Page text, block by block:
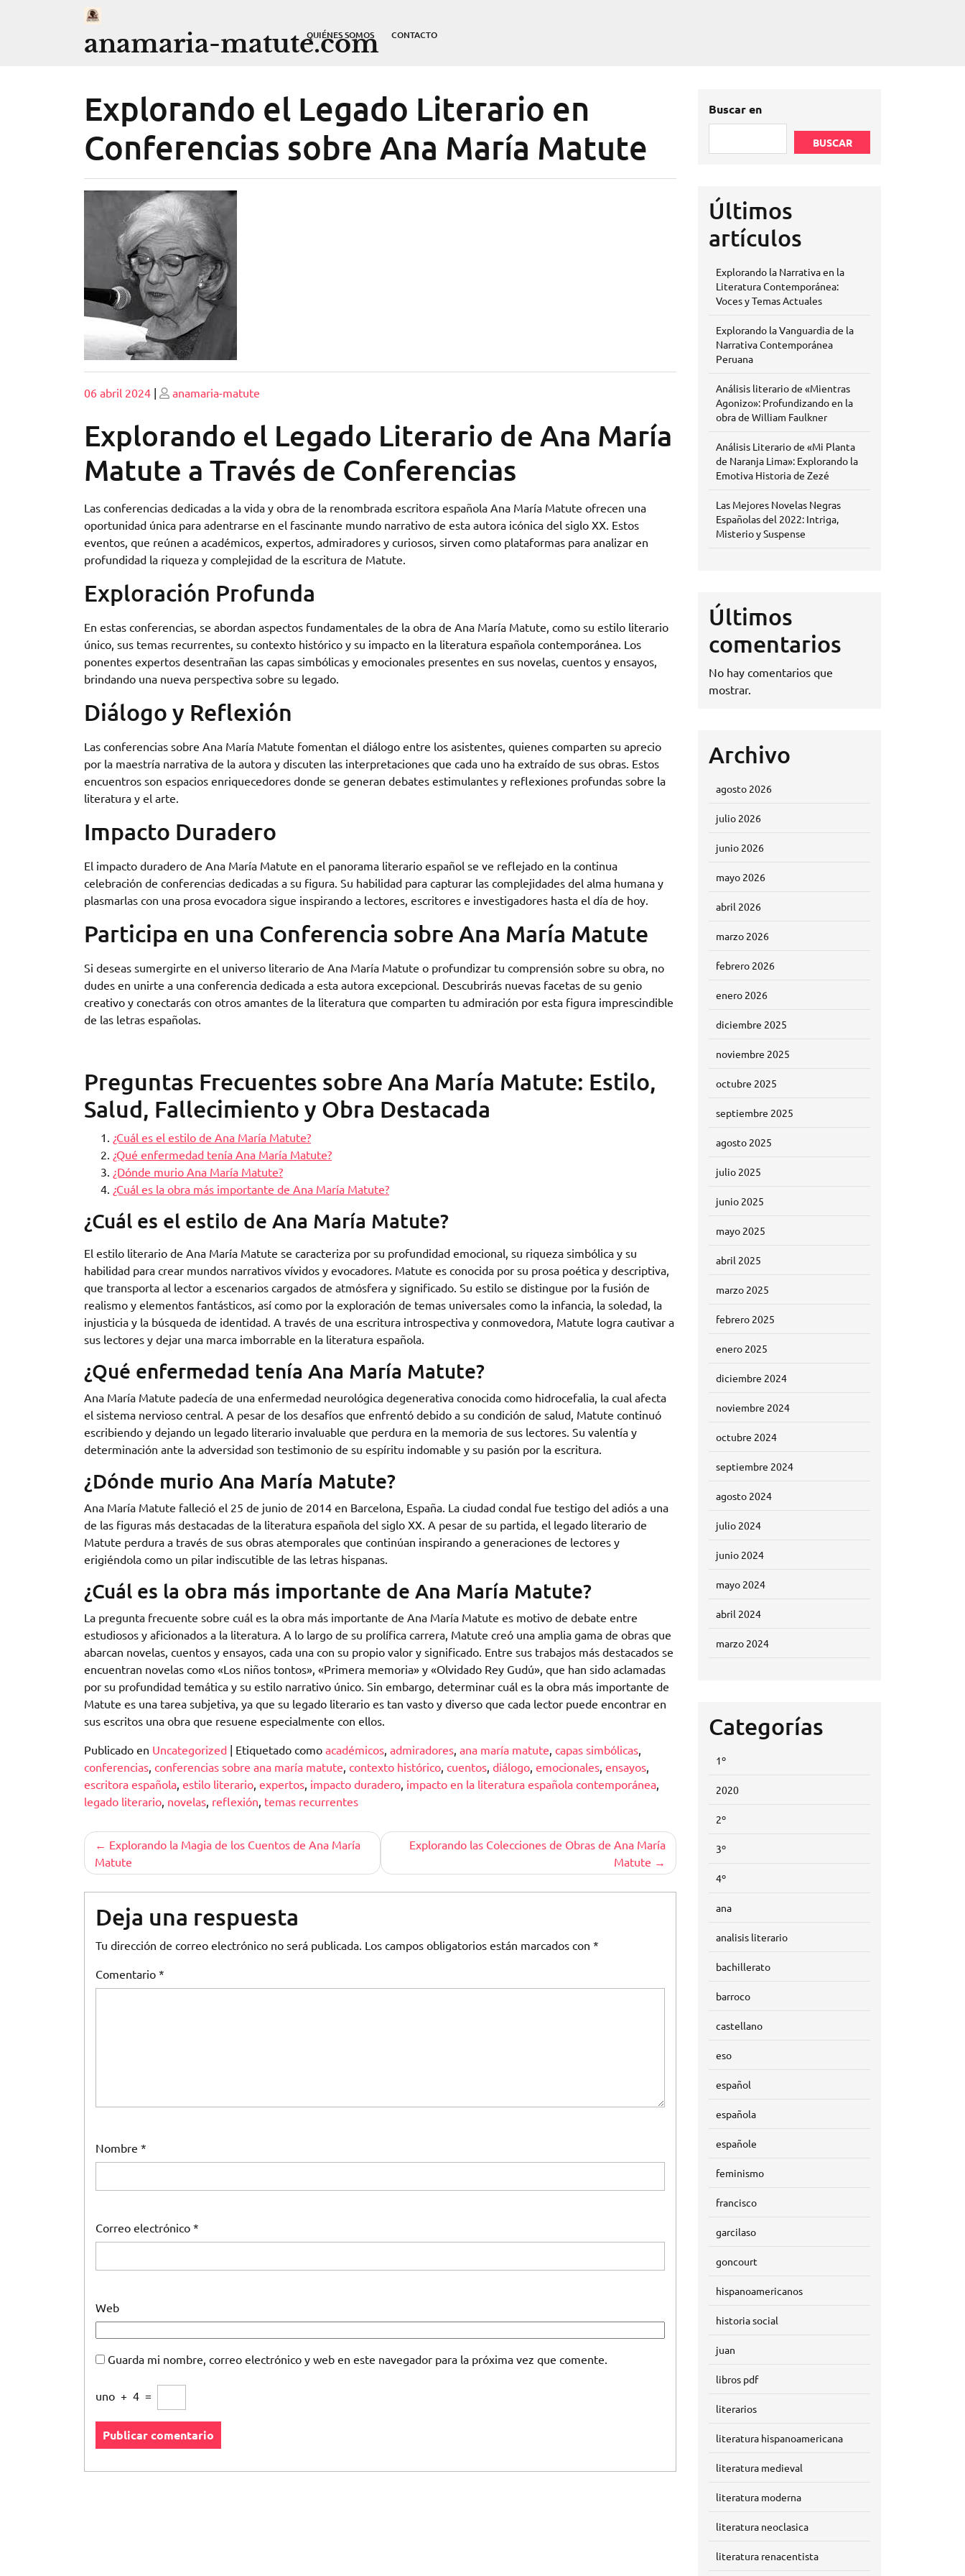
anamaria-matute.com
QUIÉNES SOMOS CONTACTO
Explorando el Legado Literario en
Conferencias sobre Ana María Matute
Publicado
06 abril 2024 | Publicado
anamaria-matute
Explorando el Legado Literario de Ana María
Matute a Través de Conferencias
Las conferencias dedicadas a la vida y obra de la renombrada escritora española Ana María Matute ofrecen una
oportunidad única para adentrarse en el fascinante mundo narrativo de esta autora icónica del siglo XX. Estos
eventos, que reúnen a académicos, expertos, admiradores y curiosos, sirven como plataformas para analizar en
profundidad la riqueza y complejidad de la escritura de Matute.
Exploración Profunda
En estas conferencias, se abordan aspectos fundamentales de la obra de Ana María Matute, como su estilo literario
único, sus temas recurrentes, su contexto histórico y su impacto en la literatura española contemporánea. Los
ponentes expertos desentrañan las capas simbólicas y emocionales presentes en sus novelas, cuentos y ensayos,
brindando una nueva perspectiva sobre su legado.
Diálogo y Reflexión
Las conferencias sobre Ana María Matute fomentan el diálogo entre los asistentes, quienes comparten su aprecio
por la maestría narrativa de la autora y discuten las interpretaciones que cada uno ha extraído de sus obras. Estos
encuentros son espacios enriquecedores donde se generan debates estimulantes y reflexiones profundas sobre la
literatura y el arte.
Impacto Duradero
El impacto duradero de Ana María Matute en el panorama literario español se ve reflejado en la continua
celebración de conferencias dedicadas a su figura. Su habilidad para capturar las complejidades del alma humana y
plasmarlas con una prosa evocadora sigue inspirando a lectores, escritores e investigadores hasta el día de hoy.
Participa en una Conferencia sobre Ana María Matute
Si deseas sumergirte en el universo literario de Ana María Matute o profundizar tu comprensión sobre su obra, no
dudes en unirte a una conferencia dedicada a esta autora excepcional. Descubrirás nuevas facetas de su genio
creativo y conectarás con otros amantes de la literatura que comparten tu admiración por esta figura imprescindible
de las letras españolas.
Preguntas Frecuentes sobre Ana María Matute: Estilo,
Salud, Fallecimiento y Obra Destacada
¿Cuál es el estilo de Ana María Matute?
¿Qué enfermedad tenía Ana María Matute?
¿Dónde murio Ana María Matute?
¿Cuál es la obra más importante de Ana María Matute?
¿Cuál es el estilo de Ana María Matute?
El estilo literario de Ana María Matute se caracteriza por su profundidad emocional, su riqueza simbólica y su
habilidad para crear mundos narrativos vívidos y evocadores. Matute es conocida por su prosa poética y descriptiva,
que transporta al lector a escenarios cargados de atmósfera y significado. Su estilo se distingue por la fusión de
realismo y elementos fantásticos, así como por la exploración de temas universales como la infancia, la soledad, la
injusticia y la búsqueda de identidad. A través de una escritura introspectiva y conmovedora, Matute logra cautivar a
sus lectores y dejar una marca imborrable en la literatura española.
¿Qué enfermedad tenía Ana María Matute?
Ana María Matute padecía de una enfermedad neurológica degenerativa conocida como hidrocefalia, la cual afecta
el sistema nervioso central. A pesar de los desafíos que enfrentó debido a su condición de salud, Matute continuó
escribiendo y dejando un legado literario invaluable que perdura en la memoria de sus lectores. Su valentía y
determinación ante la adversidad son testimonio de su espíritu indomable y su pasión por la escritura.
¿Dónde murio Ana María Matute?
Ana María Matute falleció el 25 de junio de 2014 en Barcelona, España. La ciudad condal fue testigo del adiós a una
de las figuras más destacadas de la literatura española del siglo XX. A pesar de su partida, el legado literario de
Matute perdura a través de sus obras atemporales que continúan inspirando a generaciones de lectores y
erigiéndola como un pilar indiscutible de las letras hispanas.
¿Cuál es la obra más importante de Ana María Matute?
La pregunta frecuente sobre cuál es la obra más importante de Ana María Matute es motivo de debate entre
estudiosos y aficionados a la literatura. A lo largo de su prolífica carrera, Matute creó una amplia gama de obras que
abarcan novelas, cuentos y ensayos, cada una con su propio valor y significado. Entre sus trabajos más destacados se
encuentran novelas como «Los niños tontos», «Primera memoria» y «Olvidado Rey Gudú», que han sido aclamadas
por su profundidad temática y su estilo narrativo único. Sin embargo, determinar cuál es la obra más importante de
Matute es una tarea subjetiva, ya que su legado literario es tan vasto y diverso que cada lector puede encontrar en
sus escritos una obra que resuene especialmente con ellos.
Publicado en Uncategorized | Etiquetado como académicos, admiradores, ana maría matute, capas simbólicas,
conferencias, conferencias sobre ana maría matute, contexto histórico, cuentos, diálogo, emocionales, ensayos,
escritora española, estilo literario, expertos, impacto duradero, impacto en la literatura española contemporánea,
legado literario, novelas, reflexión, temas recurrentes
Navegación
de
entradas
Explorando la Magia de los Cuentos de Ana María
Matute
Explorando las Colecciones de Obras de Ana María
Matute
Deja una respuesta
Tu dirección de correo electrónico no será publicada. Los campos obligatorios están marcados con *
Comentario *
Nombre *
Correo electrónico *
Web
Guarda mi nombre, correo electrónico y web en este navegador para la próxima vez que comente.
uno + 4 =
Buscar en
BUSCAR
Últimos
artículos
Explorando la Narrativa en la
Literatura Contemporánea:
Voces y Temas Actuales
Explorando la Vanguardia de la
Narrativa Contemporánea
Peruana
Análisis literario de «Mientras
Agonizo»: Profundizando en la
obra de William Faulkner
Análisis Literario de «Mi Planta
de Naranja Lima»: Explorando la
Emotiva Historia de Zezé
Las Mejores Novelas Negras
Españolas del 2022: Intriga,
Misterio y Suspense
Últimos
comentarios
No hay comentarios que
mostrar.
Archivo
agosto 2026
julio 2026
junio 2026
mayo 2026
abril 2026
marzo 2026
febrero 2026
enero 2026
diciembre 2025
noviembre 2025
octubre 2025
septiembre 2025
agosto 2025
julio 2025
junio 2025
mayo 2025
abril 2025
marzo 2025
febrero 2025
enero 2025
diciembre 2024
noviembre 2024
octubre 2024
septiembre 2024
agosto 2024
julio 2024
junio 2024
mayo 2024
abril 2024
marzo 2024
Categorías
1º
2020
2º
3º
4º
ana
analisis literario
bachillerato
barroco
castellano
eso
español
española
españole
feminismo
francisco
garcilaso
goncourt
hispanoamericanos
historia social
juan
libros pdf
literarios
literatura hispanoamericana
literatura medieval
literatura moderna
literatura neoclasica
literatura renacentista